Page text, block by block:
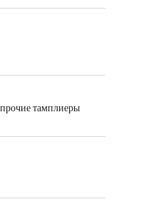
тамплиеры